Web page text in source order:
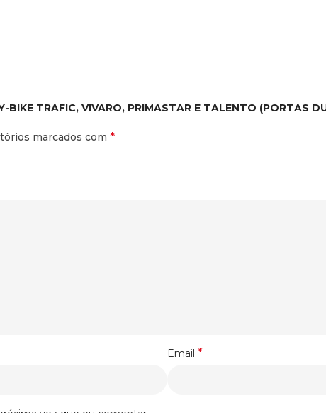
TRAFIC, VIVARO, PRIMASTAR E TALENTO (PORTAS
marcados com *
Email *